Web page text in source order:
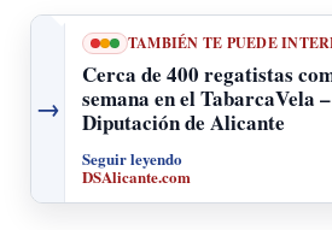
→
TAMBIÉN TE PUEDE
Cerca de 400 regatistas
semana en el TabarcaVela
Diputación de Alicante
Seguir leyendo
DSAlicante.com